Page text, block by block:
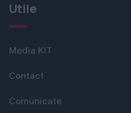
Utile
Media KIT
Contact
Comunicate